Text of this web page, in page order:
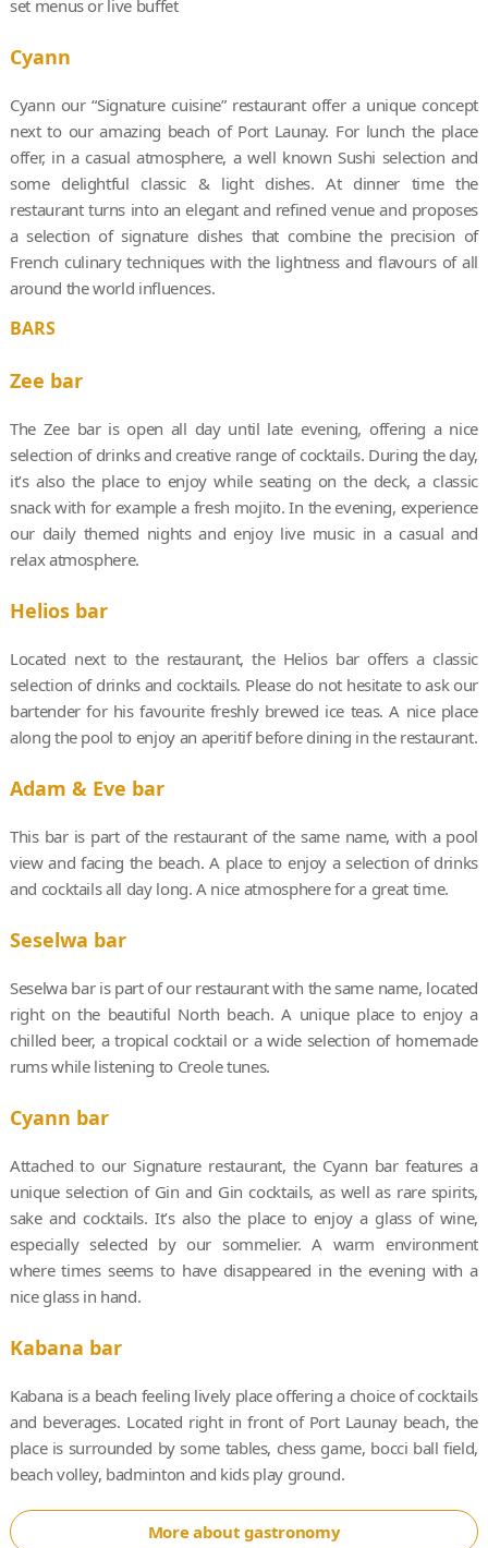
set menus or live buffet
Cyann
Cyann our “Signature cuisine” restaurant offer a unique concept
next to our amazing beach of Port Launay. For lunch the place
offer, in a casual atmosphere, a well known Sushi selection and
some delightful classic & light dishes. At dinner time the
restaurant turns into an elegant and refined venue and proposes
a selection of signature dishes that combine the precision of
French culinary techniques with the lightness and flavours of all
around the world influences.
BARS
Zee bar
The Zee bar is open all day until late evening, offering a nice
selection of drinks and creative range of cocktails. During the day,
it’s also the place to enjoy while seating on the deck, a classic
snack with for example a fresh mojito. In the evening, experience
our daily themed nights and enjoy live music in a casual and
relax atmosphere.
Helios bar
Located next to the restaurant, the Helios bar offers a classic
selection of drinks and cocktails. Please do not hesitate to ask our
bartender for his favourite freshly brewed ice teas. A nice place
along the pool to enjoy an aperitif before dining in the restaurant.
Adam & Eve bar
This bar is part of the restaurant of the same name, with a pool
view and facing the beach. A place to enjoy a selection of drinks
and cocktails all day long. A nice atmosphere for a great time.
Seselwa bar
Seselwa bar is part of our restaurant with the same name, located
right on the beautiful North beach. A unique place to enjoy a
chilled beer, a tropical cocktail or a wide selection of homemade
rums while listening to Creole tunes.
Cyann bar
Attached to our Signature restaurant, the Cyann bar features a
unique selection of Gin and Gin cocktails, as well as rare spirits,
sake and cocktails. It’s also the place to enjoy a glass of wine,
especially selected by our sommelier. A warm environment
where times seems to have disappeared in the evening with a
nice glass in hand.
Kabana bar
Kabana is a beach feeling lively place offering a choice of cocktails
and beverages. Located right in front of Port Launay beach, the
place is surrounded by some tables, chess game, bocci ball field,
beach volley, badminton and kids play ground.
More about gastronomy